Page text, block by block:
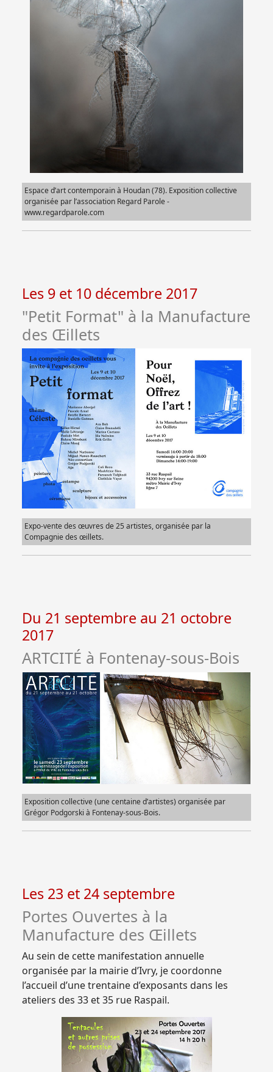
Espace d’art contemporain à Houdan (78). Exposition collective
organisée par l’association Regard Parole -
www.regardparole.com
Les 9 et 10 décembre 2017
"Petit Format" à la Manufacture
des Œillets
Expo-vente des œuvres de 25 artistes, organisée par la
Compagnie des œillets.
Du 21 septembre au 21 octobre
2017
ARTCITÉ à Fontenay-sous-Bois
Exposition collective (une centaine d’artistes) organisée par
Grégor Podgorski à Fontenay-sous-Bois.
Les 23 et 24 septembre
Portes Ouvertes à la
Manufacture des Œillets
Au sein de cette manifestation annuelle
organisée par la mairie d’Ivry, je coordonne
l’accueil d’une trentaine d’exposants dans les
ateliers des 33 et 35 rue Raspail.